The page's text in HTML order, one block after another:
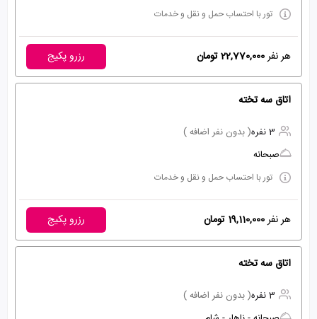
تور با احتساب حمل و نقل و خدمات
هر نفر22,770,000 تومان رزرو پکیج
اتاق سه تخته
3 نفره
( بدون نفر اضافه )
صبحانه
تور با احتساب حمل و نقل و خدمات
هر نفر19,110,000 تومان رزرو پکیج
اتاق سه تخته
3 نفره
( بدون نفر اضافه )